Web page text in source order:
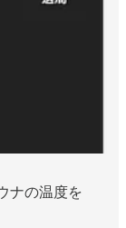
ナの温度を